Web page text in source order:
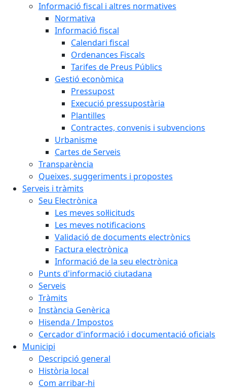
Informació fiscal i altres normatives
Normativa
Informació fiscal
Calendari fiscal
Ordenances Fiscals
Tarifes de Preus Públics
Gestió econòmica
Pressupost
Execució pressupostària
Plantilles
Contractes, convenis i subvencions
Urbanisme
Cartes de Serveis
Transparència
Queixes, suggeriments i propostes
Serveis i tràmits
Seu Electrònica
Les meves sol·licituds
Les meves notificacions
Validació de documents electrònics
Factura electrònica
Informació de la seu electrònica
Punts d'informació ciutadana
Serveis
Tràmits
Instància Genèrica
Hisenda / Impostos
Cercador d'informació i documentació oficials
Municipi
Descripció general
Història local
Com arribar-hi